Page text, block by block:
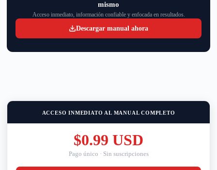
mismo
Acceso inmediato, información confiable y enfocada en resultados.
Descargar manual ahora
ACCESO INMEDIATO AL MANUAL COMPLETO
$0.99 USD
Pago único · Sin suscripciones